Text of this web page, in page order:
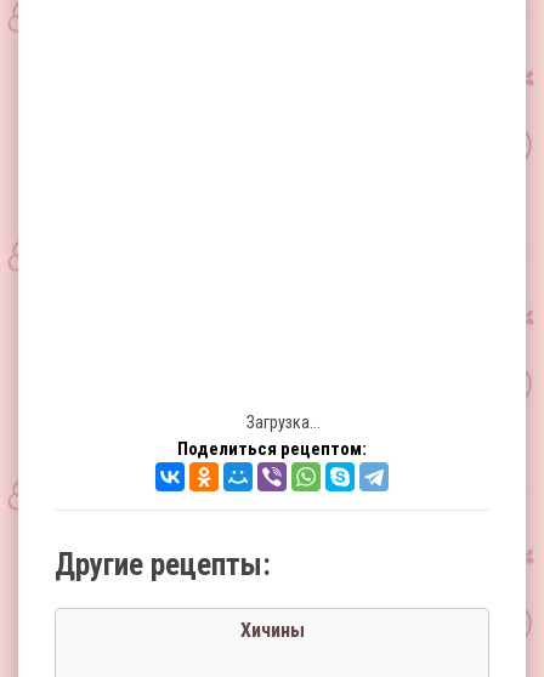
Загрузка...
Поделиться рецептом:
Другие рецепты:
Хичины